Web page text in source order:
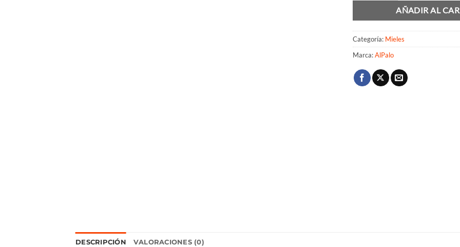
AÑADIR AL
Categoría: Mieles
Marca:AlPalo
DESCRIPCIÓN VALORACIONES (0)